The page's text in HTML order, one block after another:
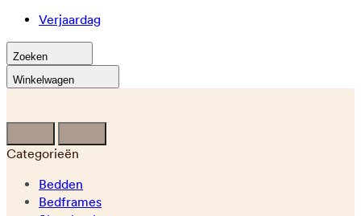
Verjaardag
Zoeken
Winkelwagen
Categorieën
Bedden
Bedframes